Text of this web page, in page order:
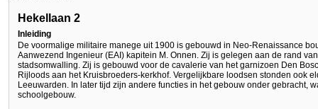
Hekellaan 2
Inleiding
De voormalige militaire manege uit 1900 is gebouwd in Neo-Renaissance
Aanwezend Ingenieur (EAI) kapitein M. Onnen. Zij is gelegen aan de rand
stadsomwalling. Zij is gebouwd voor de cavalerie van het garnizoen Den
Rijloods aan het Kruisbroeders-kerkhof. Vergelijkbare loodsen stonden ook
Leeuwarden. In later tijd zijn andere functies in het gebouw onder gebracht,
schoolgebouw.